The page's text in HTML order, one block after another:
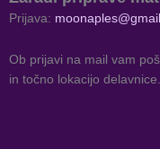
Prijava:
Ob prijavi na mail vam
in točno lokacijo delavnice.